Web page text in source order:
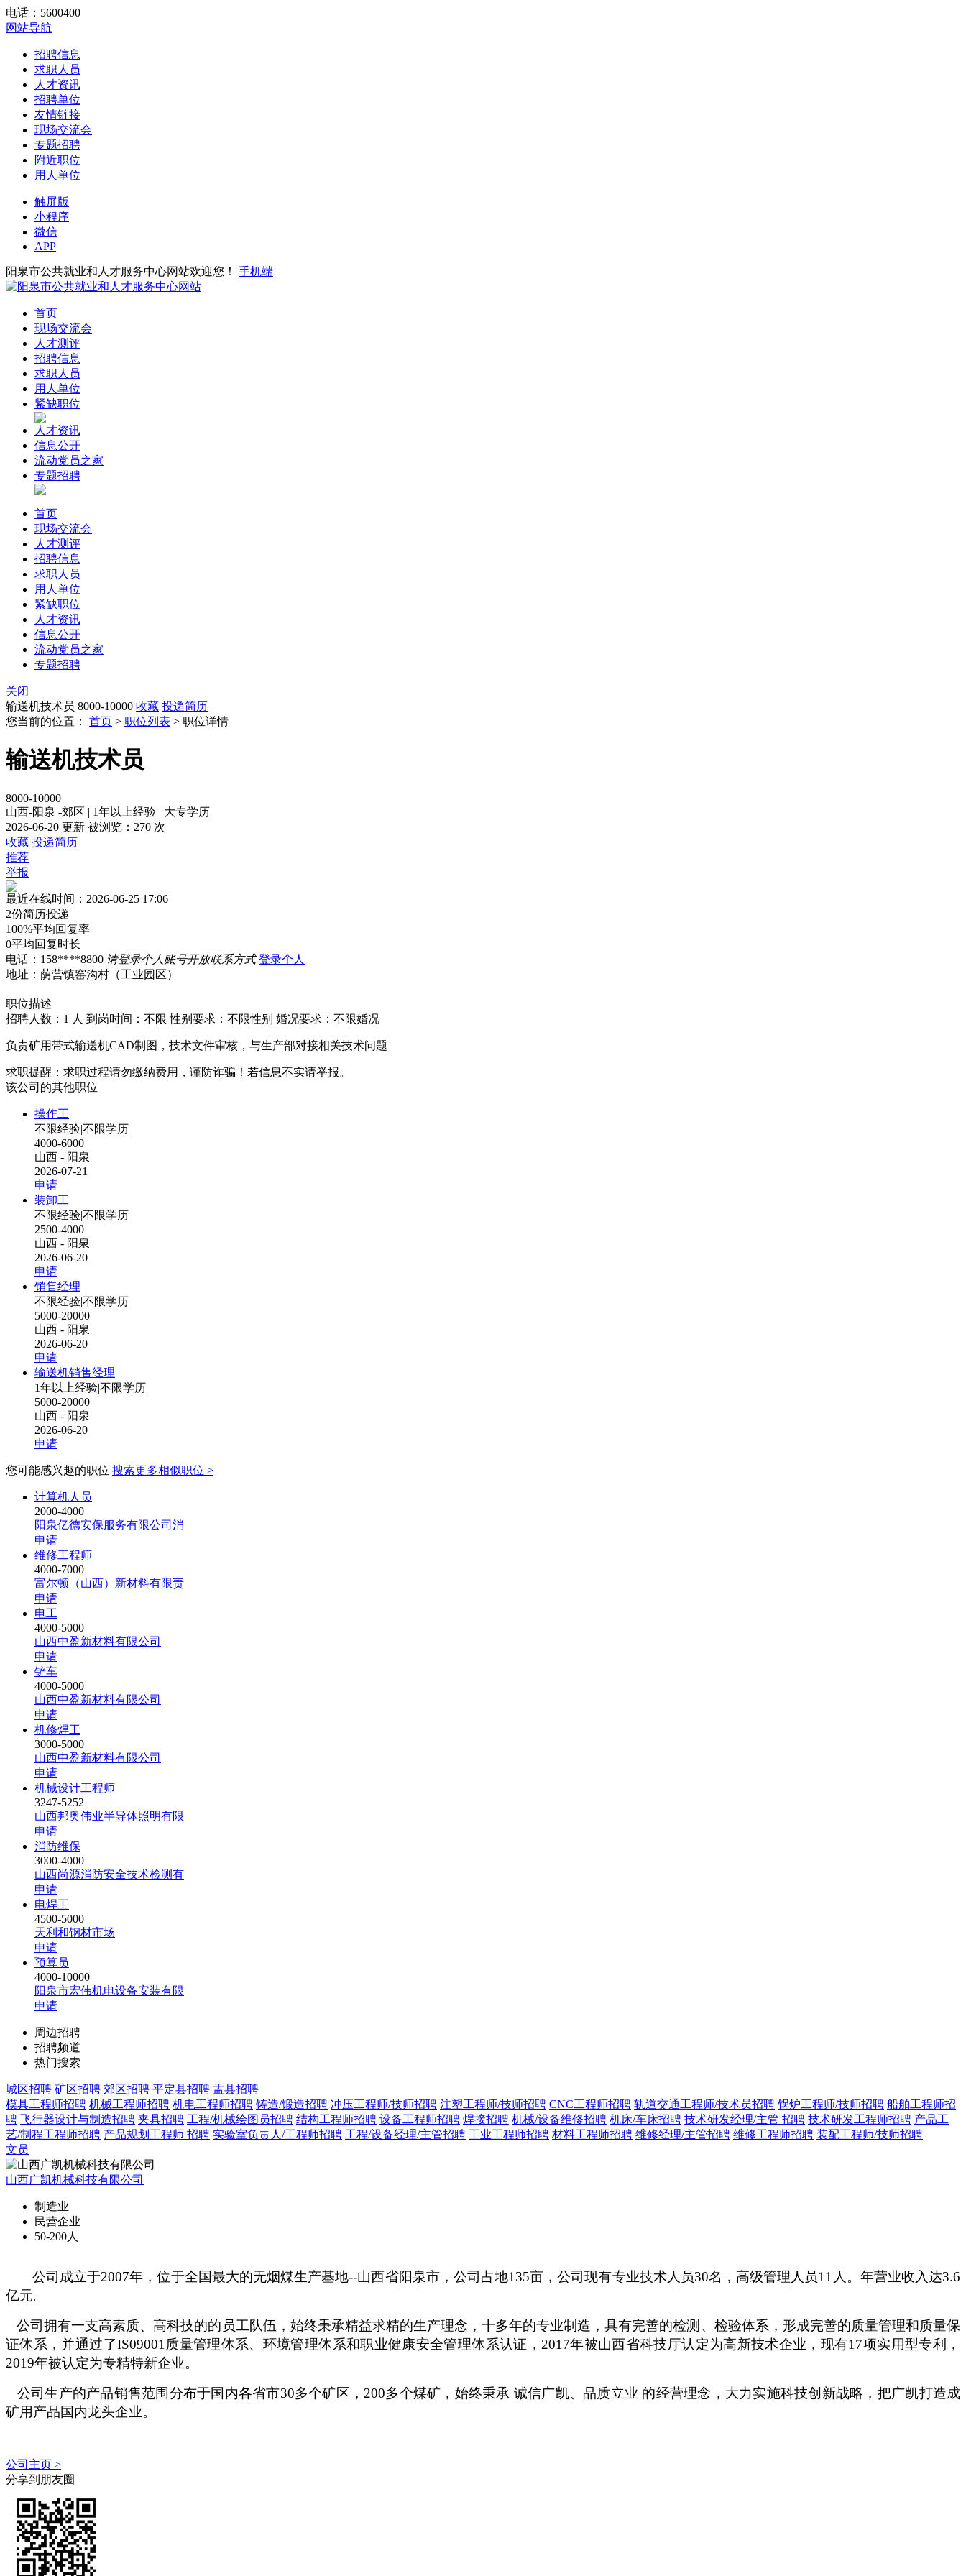
电话：5600400
网站导航
招聘信息
求职人员
人才资讯
招聘单位
友情链接
现场交流会
专题招聘
附近职位
用人单位
触屏版
小程序
微信
APP
阳泉市公共就业和人才服务中心网站欢迎您！ 手机端
首页
现场交流会
人才测评
招聘信息
求职人员
用人单位
紧缺职位
人才资讯
信息公开
流动党员之家
专题招聘
首页
现场交流会
人才测评
招聘信息
求职人员
用人单位
紧缺职位
人才资讯
信息公开
流动党员之家
专题招聘
关闭
输送机技术员 8000-10000 收藏 投递简历
您当前的位置： 首页 > 职位列表 > 职位详情
输送机技术员
8000-10000
山西-阳泉 -郊区 | 1年以上经验 | 大专学历
2026-06-20 更新 被浏览： 270 次
收藏 投递简历
推荐
举报
最近在线时间：2026-06-25 17:06
2份简历投递
100%平均回复率
0平均回复时长
电话： 158****8800 请登录个人账号开放联系方式 登录个人
地址：荫营镇窑沟村（工业园区）
职位描述
招聘人数：1 人 到岗时间：不限 性别要求：不限性别 婚况要求：不限婚况
负责矿用带式输送机CAD制图，技术文件审核，与生产部对接相关技术问题
求职提醒：求职过程请勿缴纳费用，谨防诈骗！若信息不实请举报。
该公司的其他职位
操作工
不限经验|不限学历
4000-6000
山西 - 阳泉
2026-07-21
申请
装卸工
不限经验|不限学历
2500-4000
山西 - 阳泉
2026-06-20
申请
销售经理
不限经验|不限学历
5000-20000
山西 - 阳泉
2026-06-20
申请
输送机销售经理
1年以上经验|不限学历
5000-20000
山西 - 阳泉
2026-06-20
申请
您可能感兴趣的职位 搜索更多相似职位 >
计算机人员
2000-4000
阳泉亿德安保服务有限公司消
申请
维修工程师
4000-7000
富尔顿（山西）新材料有限责
申请
电工
4000-5000
山西中盈新材料有限公司
申请
铲车
4000-5000
山西中盈新材料有限公司
申请
机修焊工
3000-5000
山西中盈新材料有限公司
申请
机械设计工程师
3247-5252
山西邦奥伟业半导体照明有限
申请
消防维保
3000-4000
山西尚源消防安全技术检测有
申请
电焊工
4500-5000
天利和钢材市场
申请
预算员
4000-10000
阳泉市宏伟机电设备安装有限
申请
周边招聘
招聘频道
热门搜索
城区招聘 矿区招聘 郊区招聘 平定县招聘 盂县招聘
模具工程师招聘 机械工程师招聘 机电工程师招聘 铸造/锻造招聘 冲压工程师/技师招聘 注塑工程师/技师招聘 CNC工程师招聘 轨道交通工程师/技术员招聘 锅炉工程师/技师招聘 船舶工程师招
聘 飞行器设计与制造招聘 夹具招聘 工程/机械绘图员招聘 结构工程师招聘 设备工程师招聘 焊接招聘 机械/设备维修招聘 机床/车床招聘 技术研发经理/主管 招聘 技术研发工程师招聘 产品工
艺/制程工程师招聘 产品规划工程师 招聘 实验室负责人/工程师招聘 工程/设备经理/主管招聘 工业工程师招聘 材料工程师招聘 维修经理/主管招聘 维修工程师招聘 装配工程师/技师招聘
文员
山西广凯机械科技有限公司
制造业
民营企业
50-200人
公司成立于2007年，位于全国最大的无烟煤生产基地--山西省阳泉市，公司占地135亩，公司现有专业技术人员30名，高级管理人员11人。年营业收入达3.6
亿元。
公司拥有一支高素质、高科技的的员工队伍，始终秉承精益求精的生产理念，十多年的专业制造，具有完善的检测、检验体系，形成完善的质量管理和质量保
证体系，并通过了IS09001质量管理体系、环境管理体系和职业健康安全管理体系认证，2017年被山西省科技厅认定为高新技术企业，现有17项实用型专利，
2019年被认定为专精特新企业。
公司生产的产品销售范围分布于国内各省市30多个矿区，200多个煤矿，始终秉承 诚信广凯、品质立业 的经营理念，大力实施科技创新战略，把广凯打造成
矿用产品国内龙头企业。
公司主页 >
分享到朋友圈